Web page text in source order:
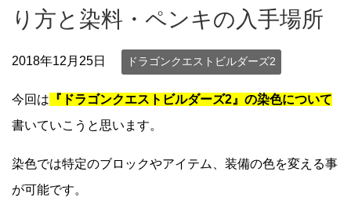
り方と染料・ペンキの入手場所
2018年12月25日 ドラゴンクエストビルダーズ2
今回は 『ドラゴンクエストビルダーズ2』の染色について
書いていこうと思います。
染色では特定のブロックやアイテム、装備の色を変える事
が可能です。